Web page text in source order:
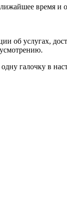
время и
об услугах,
галочку в